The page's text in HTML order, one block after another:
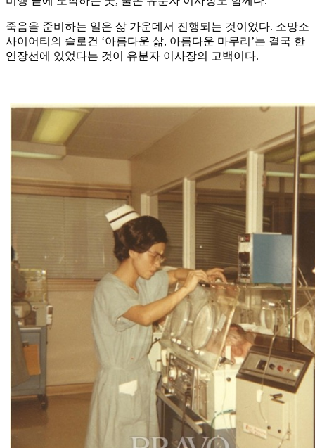
죽음을 준비하는 일은 삶 가운데서 진행되는 것이었다. 소망소
사이어티의 슬로건 ‘아름다운 삶, 아름다운 마무리’는 결국 한
연장선에 있었다는 것이 유분자 이사장의 고백이다.